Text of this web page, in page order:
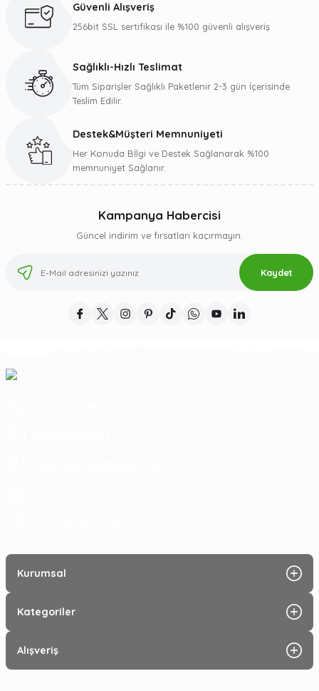
Ürün bilgilerinde hatalar bulunuyor.
Gönder
Güvenli Alışveriş
256bit SSL sertifikası ile %100 güvenli alışveriş
Sağlıklı-Hızlı Teslimat
Tüm Siparişler Sağlıklı Paketlenir 2-3 gün İçerisinde
Teslim Edilir.
Destek&Müşteri Memnuniyeti
Her Konuda Bİlgi ve Destek Sağlanarak %100
memnuniyet Sağlanır.
Kampanya Habercisi
Güncel indirim ve fırsatları kaçırmayın.
Kaydet
Kurumsal
Kategoriler
Alışveriş